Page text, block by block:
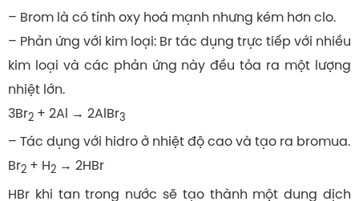
– Brom là có tính oxy hoá mạnh nhưng kém hơn clo.
– Phản ứng với kim loại: Br tác dụng trực tiếp với nhiều
kim loại và các phản ứng này đều tỏa ra một lượng
nhiệt lớn.
3Br2 + 2Al → 2AlBr3
– Tác dụng với hidro ở nhiệt độ cao và tạo ra bromua.
Br2 + H2 → 2HBr
HBr khi tan trong nước sẽ tạo thành một dung dịch